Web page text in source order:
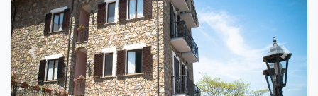
Previous Next